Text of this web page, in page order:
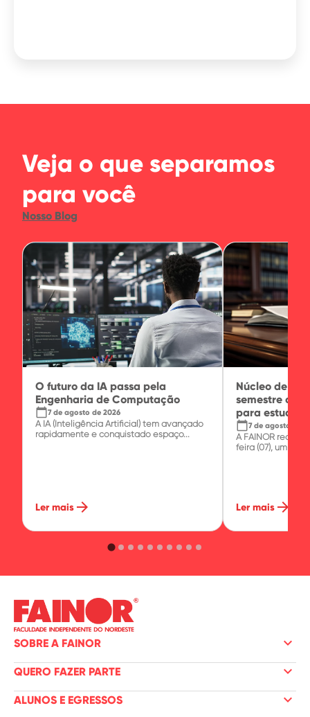
Veja o que separamos
para você
Nosso Blog
O futuro da IA passa pela
Engenharia de Computação
calendar_today7 de agosto de 2026
A IA (Inteligência Artificial) tem avançado
rapidamente e conquistado espaço...
Ler mais arrow_forward
Núcleo de
semestre
para
calendar_today7 de agosto de
A FAINOR
feira (07), um
Ler mais arrow_forward
SOBRE A FAINOR keyboard_arrow_down
QUERO FAZER PARTE keyboard_arrow_down
ALUNOS E EGRESSOS keyboard_arrow_down